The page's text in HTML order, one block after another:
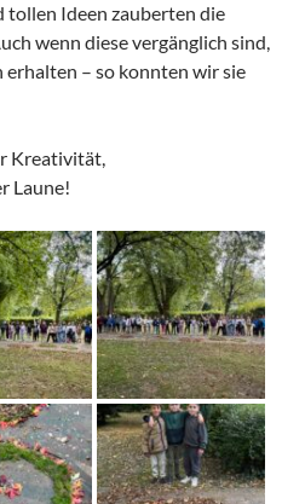
tollen Ideen zauberten die
wenn diese vergänglich sind,
erhalten – so konnten wir sie
Kreativität,
Laune!